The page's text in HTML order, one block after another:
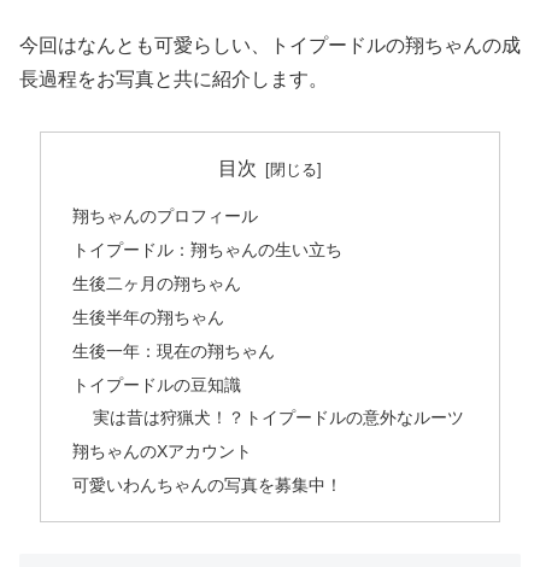
今回はなんとも可愛らしい、トイプードルの翔ちゃんの成
長過程をお写真と共に紹介します。
目次
翔ちゃんのプロフィール
トイプードル：翔ちゃんの生い立ち
生後二ヶ月の翔ちゃん
生後半年の翔ちゃん
生後一年：現在の翔ちゃん
トイプードルの豆知識
実は昔は狩猟犬！？トイプードルの意外なルーツ
翔ちゃんのXアカウント
可愛いわんちゃんの写真を募集中！